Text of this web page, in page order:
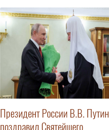
Президент России В.В. Путин
поздравил Святейшего